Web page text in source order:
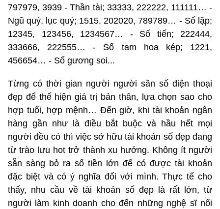
797979, 3939 - Thần tài; 33333, 222222, 111111… -
Ngũ quý, lục quý; 1515, 202020, 789789… - Số lặp;
12345, 123456, 1234567… - Số tiến; 222444,
333666, 222555… - Số tam hoa kép; 1221,
456654… - Số gương soi...
Từng có thời gian người người săn số điện thoại
đẹp để thể hiện giá trị bản thân, lựa chọn sao cho
hợp tuổi, hợp mệnh… Đến giờ, khi tài khoản ngân
hàng gần như là điều bắt buộc và hầu hết mọi
người đều có thì việc sở hữu tài khoản số đẹp đang
từ trào lưu hot trở thành xu hướng. Không ít người
sẵn sàng bỏ ra số tiền lớn để có được tài khoản
đặc biệt và có ý nghĩa đối với mình. Thực tế cho
thấy, nhu cầu về tài khoản số đẹp là rất lớn, từ
người làm kinh doanh cho đến những nghệ sĩ nổi